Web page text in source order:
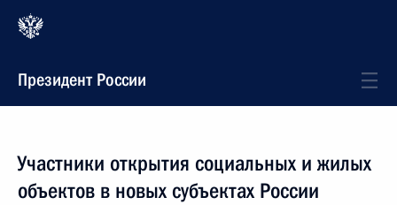
Президент России
Участники открытия социальных и жилых
объектов в новых субъектах России